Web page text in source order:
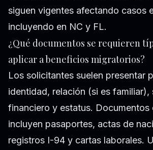
siguen vigentes afectando casos
incluyendo en NC y FL.
¿Qué documentos se requieren
aplicar a beneficios migratorios?
Los solicitantes suelen presentar
identidad, relación (si es familiar),
financiero y estatus. Documentos
incluyen pasaportes, actas de
registros I-94 y cartas laborales.